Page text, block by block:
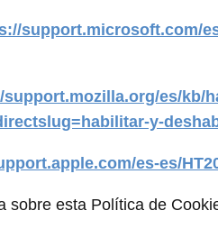
support.microsoft.com/
support.mozilla.org/es/kb/
y-
es-es/
sobre esta Política de